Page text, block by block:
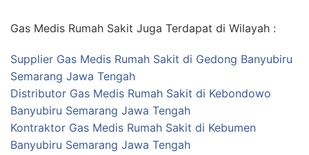
Gas Medis Rumah Sakit Juga Terdapat di Wilayah :
Supplier Gas Medis Rumah Sakit di Gedong Banyubiru
Semarang Jawa Tengah
Distributor Gas Medis Rumah Sakit di Kebondowo
Banyubiru Semarang Jawa Tengah
Kontraktor Gas Medis Rumah Sakit di Kebumen
Banyubiru Semarang Jawa Tengah